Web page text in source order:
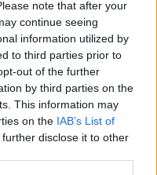
note that after your
continue seeing
information utilized by
to third parties prior to
out of the further
by third parties on the
This information may
on the IAB’s List of
disclose it to other
Η μετανάστευση είναι μια
πρόκληση που
ευρωπαϊκή απάντηση